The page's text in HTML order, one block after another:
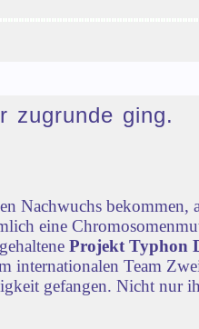
zugrunde ging.
Nachwuchs bekommen,
eine
Projekt Typhon
internationalen Team
gefangen. Nicht nur